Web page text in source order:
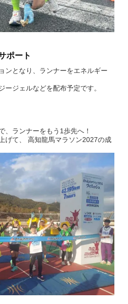
ポート
ンとなり、ランナーをエネルギー
ージェルなどを配布予定です。
、ランナーをもう1歩先へ！
げて、 高知龍馬マラソン2027の成